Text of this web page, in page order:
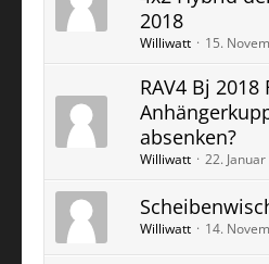
2018
Williwatt 15.
RAV4 Bj
absenken?
Williwatt 22.
Williwatt 14.